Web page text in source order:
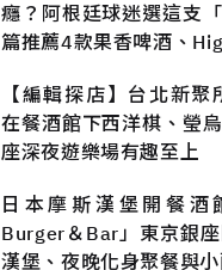
癮？阿根廷球迷選這支
篇推薦4款果香啤酒、
【編輯探店】台北新聚
在餐酒館下西洋棋、瑩
座深夜遊樂場有趣至上
日本摩斯漢堡開餐酒
Burger＆Bar」東京銀
漢堡、夜晚化身聚餐與